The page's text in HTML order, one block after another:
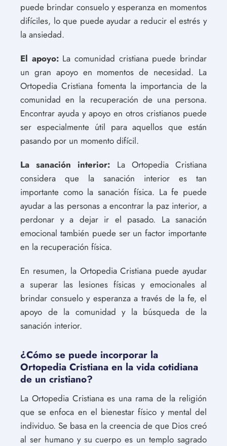
puede brindar consuelo y esperanza en momentos
difíciles, lo que puede ayudar a reducir el estrés y
la ansiedad.
El apoyo:La comunidad cristiana puede brindar
un gran apoyo en momentos de necesidad. La
Ortopedia Cristiana fomenta la importancia de la
comunidad en la recuperación de una persona.
Encontrar ayuda y apoyo en otros cristianos puede
ser especialmente útil para aquellos que están
pasando por un momento difícil.
La sanación interior: La Ortopedia Cristiana
considera que la sanación interior es tan
importante como la sanación física. La fe puede
ayudar a las personas a encontrar la paz interior, a
perdonar y a dejar ir el pasado. La sanación
emocional también puede ser un factor importante
en la recuperación física.
En resumen, la Ortopedia Cristiana puede ayudar
a superar las lesiones físicas y emocionales al
brindar consuelo y esperanza a través de la fe, el
apoyo de la comunidad y la búsqueda de la
sanación interior.
¿Cómo se puede incorporar la
Ortopedia Cristiana en la vida cotidiana
de un cristiano?
La Ortopedia Cristiana es una rama de la religión
que se enfoca en el bienestar físico y mental del
individuo. Se basa en la creencia de que Dios creó
al ser humano y su cuerpo es un templo sagrado